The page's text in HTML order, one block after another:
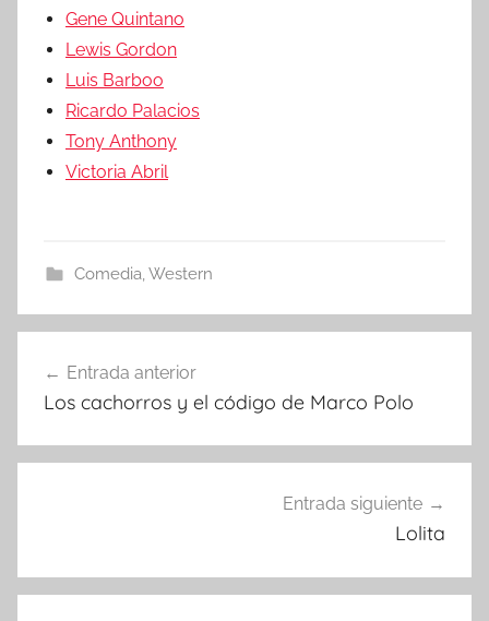
Gene Quintano
Lewis Gordon
Luis Barboo
Ricardo Palacios
Tony Anthony
Victoria Abril
Comedia,Western
Navegación
de
entradas
Entrada anterior
Los cachorros y el código de Marco Polo
Entrada siguiente
Lolita